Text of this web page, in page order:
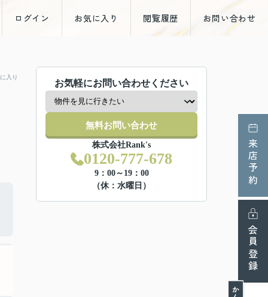
ログイン お気に入り 閲覧履歴 お問い合わせ
来店予約
会員登録
入り
お気軽にお問い合わせください
無料お問い合わせ
株式会社Rank's
0120-777-678
9：00～19：00
（休：水曜日）